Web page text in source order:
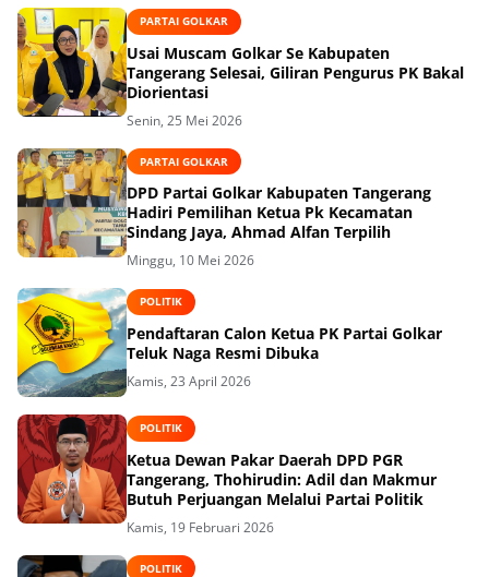
PARTAI GOLKAR
Usai Muscam Golkar Se Kabupaten
Tangerang Selesai, Giliran Pengurus PK Bakal
Diorientasi
Senin, 25 Mei 2026
PARTAI GOLKAR
DPD Partai Golkar Kabupaten Tangerang
Hadiri Pemilihan Ketua Pk Kecamatan
Minggu, 10 Mei 2026
POLITIK
Pendaftaran Calon Ketua PK Partai Golkar
Teluk Naga Resmi Dibuka
Kamis, 23 April 2026
POLITIK
Ketua Dewan Pakar Daerah DPD PGR
Tangerang, Thohirudin: Adil dan Makmur
Butuh Perjuangan Melalui Partai Politik
Kamis, 19 Februari 2026
POLITIK